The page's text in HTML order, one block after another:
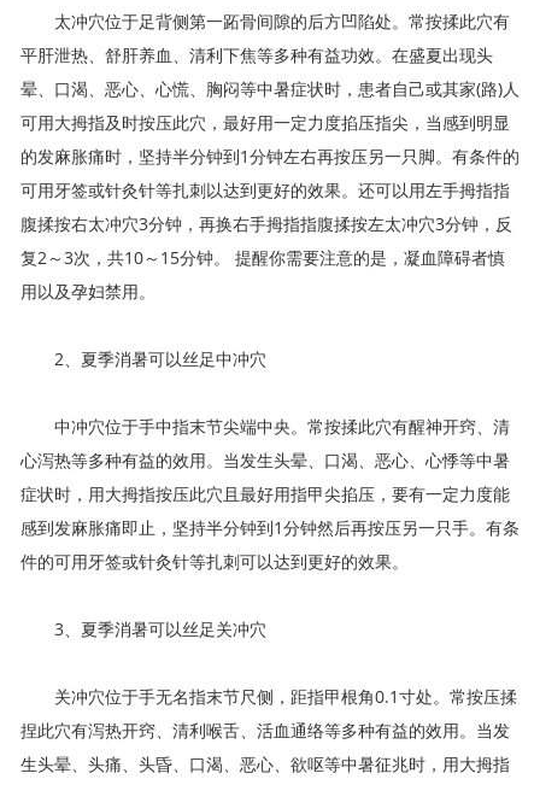
太冲穴位于足背侧第一跖骨间隙的后方凹陷处。常按揉此穴有
平肝泄热、舒肝养血、清利下焦等多种有益功效。在盛夏出现头
晕、口渴、恶心、心慌、胸闷等中暑症状时，患者自己或其家(路)人
可用大拇指及时按压此穴，最好用一定力度掐压指尖，当感到明显
的发麻胀痛时，坚持半分钟到1分钟左右再按压另一只脚。有条件的
可用牙签或针灸针等扎刺以达到更好的效果。还可以用左手拇指指
腹揉按右太冲穴3分钟，再换右手拇指指腹揉按左太冲穴3分钟，反
复2～3次，共10～15分钟。 提醒你需要注意的是，凝血障碍者慎
用以及孕妇禁用。
2、夏季消暑可以丝足中冲穴
中冲穴位于手中指末节尖端中央。常按揉此穴有醒神开窍、清
心泻热等多种有益的效用。当发生头晕、口渴、恶心、心悸等中暑
症状时，用大拇指按压此穴且最好用指甲尖掐压，要有一定力度能
感到发麻胀痛即止，坚持半分钟到1分钟然后再按压另一只手。有条
件的可用牙签或针灸针等扎刺可以达到更好的效果。
3、夏季消暑可以丝足关冲穴
关冲穴位于手无名指末节尺侧，距指甲根角0.1寸处。常按压揉
捏此穴有泻热开窍、清利喉舌、活血通络等多种有益的效用。当发
生头晕、头痛、头昏、口渴、恶心、欲呕等中暑征兆时，用大拇指